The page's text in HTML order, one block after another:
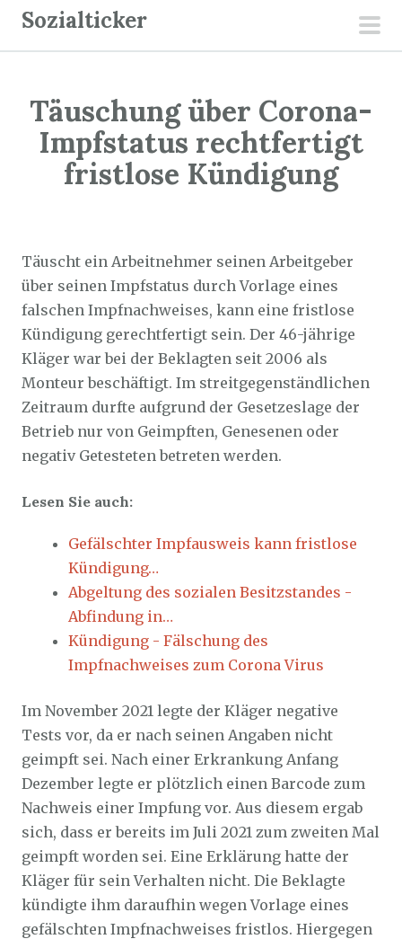
Sozialticker
Täuschung über Corona-
Impfstatus rechtfertigt
fristlose Kündigung
Täuscht ein Arbeitnehmer seinen Arbeitgeber
über seinen Impfstatus durch Vorlage eines
falschen Impfnachweises, kann eine fristlose
Kündigung gerechtfertigt sein. Der 46-jährige
Kläger war bei der Beklagten seit 2006 als
Monteur beschäftigt. Im streitgegenständlichen
Zeitraum durfte aufgrund der Gesetzeslage der
Betrieb nur von Geimpften, Genesenen oder
negativ Getesteten betreten werden.
Lesen Sie auch:
Gefälschter Impfausweis kann fristlose
Kündigung…
Abgeltung des sozialen Besitzstandes -
Abfindung in…
Kündigung - Fälschung des
Impfnachweises zum Corona Virus
Im November 2021 legte der Kläger negative
Tests vor, da er nach seinen Angaben nicht
geimpft sei. Nach einer Erkrankung Anfang
Dezember legte er plötzlich einen Barcode zum
Nachweis einer Impfung vor. Aus diesem ergab
sich, dass er bereits im Juli 2021 zum zweiten Mal
geimpft worden sei. Eine Erklärung hatte der
Kläger für sein Verhalten nicht. Die Beklagte
kündigte ihm daraufhin wegen Vorlage eines
gefälschten Impfnachweises fristlos. Hiergegen